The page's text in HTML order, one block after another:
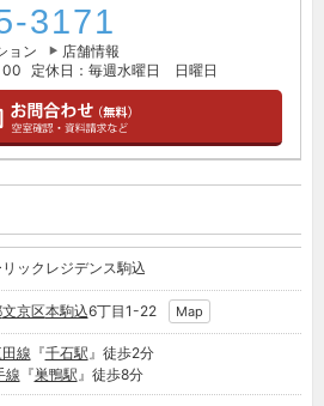
3171
ョン
店舗情報
00
定休日：毎週水曜日 日曜日
リックレジデンス駒込
文京区本駒込6丁目1-22 Map
線 『千石駅 』徒歩2分
線 『巣鴨駅 』徒歩8分